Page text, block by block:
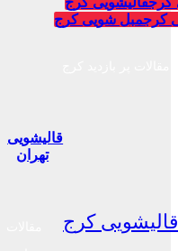
کرجمبل شویی کرج
کرج
قالیشویی
تهران